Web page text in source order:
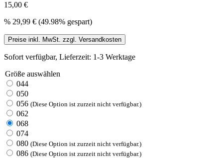
15,00 €
% 29,99 € (49.98% gespart)
Preise inkl. MwSt. zzgl. Versandkosten
Sofort verfügbar, Lieferzeit: 1-3 Werktage
Größe auswählen
044
050
056 (Diese Option ist zurzeit nicht verfügbar.)
062
068
074
080 (Diese Option ist zurzeit nicht verfügbar.)
086 (Diese Option ist zurzeit nicht verfügbar.)